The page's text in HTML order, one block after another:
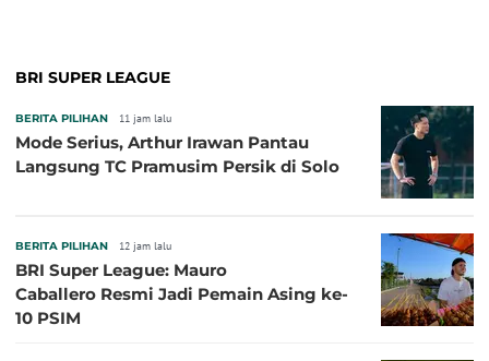
BRI SUPER LEAGUE
BERITA PILIHAN 11 jam lalu
Mode Serius, Arthur Irawan Pantau
Langsung TC Pramusim Persik di Solo
BERITA PILIHAN 12 jam lalu
BRI Super League: Mauro
Caballero Resmi Jadi Pemain Asing ke-
10 PSIM